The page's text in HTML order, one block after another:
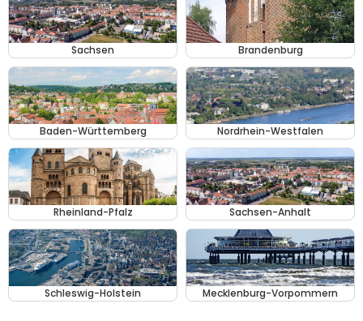
Sachsen Brandenburg
Baden-Württemberg Nordrhein-Westfalen
Rheinland-Pfalz Sachsen-Anhalt
Schleswig-Holstein Mecklenburg-Vorpommern